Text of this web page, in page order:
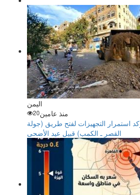
اليمن
منذ عامين20
استمرار التجهيزات لفتح طريق (جولة
القصر ـ الكمب) قبيل عيد الأضحى